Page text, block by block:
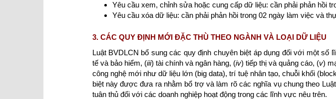
Yêu cầu xem, chỉnh sửa hoặc cung cấp dữ liệu: cần phải phản hồi
Yêu cầu xóa dữ liệu: cần phải phản hồi trong 02 ngày làm việc và
3. CÁC QUY ĐỊNH MỚI ĐẶC THÙ THEO NGÀNH VÀ LOẠI DỮ LIỆU
Luật BVDLCN bổ sung các quy định chuyên biệt áp dụng đối với một số
tế và bảo hiểm, (iii) tài chính và ngân hàng, (iv) tiếp thị và quảng cáo, (v)
công nghệ mới như dữ liệu lớn (big data), trí tuệ nhân tạo, chuỗi khối
biệt này được đưa ra nhằm bổ trợ và làm rõ các nghĩa vụ chung theo
tuân thủ đối với các doanh nghiệp hoạt động trong các lĩnh vực nêu trên.